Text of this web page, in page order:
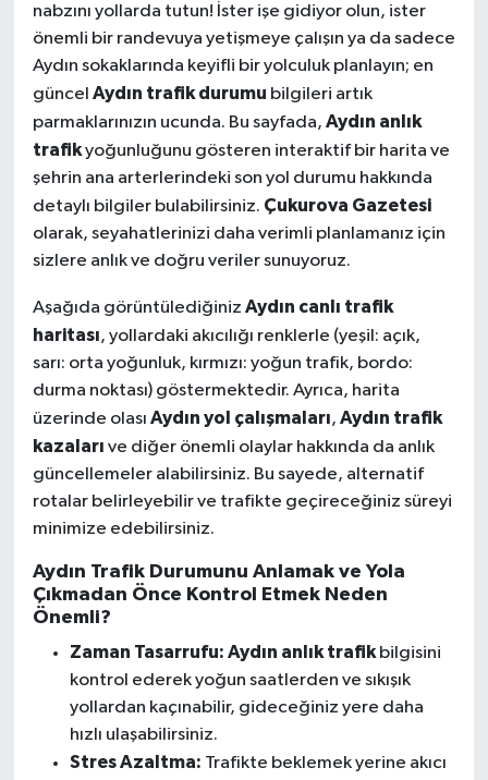
nabzını yollarda tutun! İster işe gidiyor olun, ister
önemli bir randevuya yetişmeye çalışın ya da sadece
Aydın sokaklarında keyifli bir yolculuk planlayın; en
güncel Aydın trafik durumu bilgileri artık
parmaklarınızın ucunda. Bu sayfada, Aydın anlık
trafikyoğunluğunu gösteren interaktif bir harita ve
şehrin ana arterlerindeki son yol durumu hakkında
detaylı bilgiler bulabilirsiniz. Çukurova Gazetesi
olarak, seyahatlerinizi daha verimli planlamanız için
sizlere anlık ve doğru veriler sunuyoruz.
Aşağıda görüntülediğiniz Aydın canlı trafik
haritası, yollardaki akıcılığı renklerle (yeşil: açık,
sarı: orta yoğunluk, kırmızı: yoğun trafik, bordo:
durma noktası) göstermektedir. Ayrıca, harita
üzerinde olası Aydın yol çalışmaları, Aydın trafik
kazaları ve diğer önemli olaylar hakkında da anlık
güncellemeler alabilirsiniz. Bu sayede, alternatif
rotalar belirleyebilir ve trafikte geçireceğiniz süreyi
minimize edebilirsiniz.
Aydın Trafik Durumunu Anlamak ve Yola
Çıkmadan Önce Kontrol Etmek Neden
Önemli?
Zaman Tasarrufu: Aydın anlık trafikbilgisini
kontrol ederek yoğun saatlerden ve sıkışık
yollardan kaçınabilir, gideceğiniz yere daha
hızlı ulaşabilirsiniz.
Stres Azaltma: Trafikte beklemek yerine akıcı